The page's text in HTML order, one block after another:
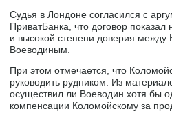
Судья в Лондоне согласился с
ПриватБанка, что договор
и высокой степени доверия между
Воеводиным.
При этом отмечается, что
руководить рудником. Из
осуществил ли Воеводин хотя бы
компенсации Коломойскому за